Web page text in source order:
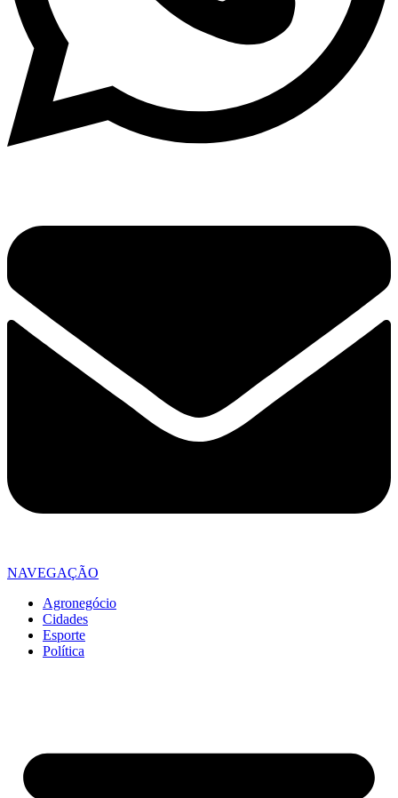
NAVEGAÇÃO
Agronegócio
Cidades
Esporte
Política